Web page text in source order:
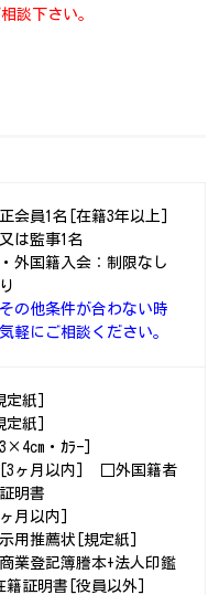
談下さい。
会員1名[在籍3年以上]
は監事1名
外国籍入会：制限なし
の他条件が合わない時
軽にご相談ください。
定紙]
定紙]
・ｶﾗｰ]
[3ヶ月以内] □外国籍者
明書
月以内]
用推薦状[規定紙]
業登記簿謄本+法人印鑑
籍証明書[役員以外]